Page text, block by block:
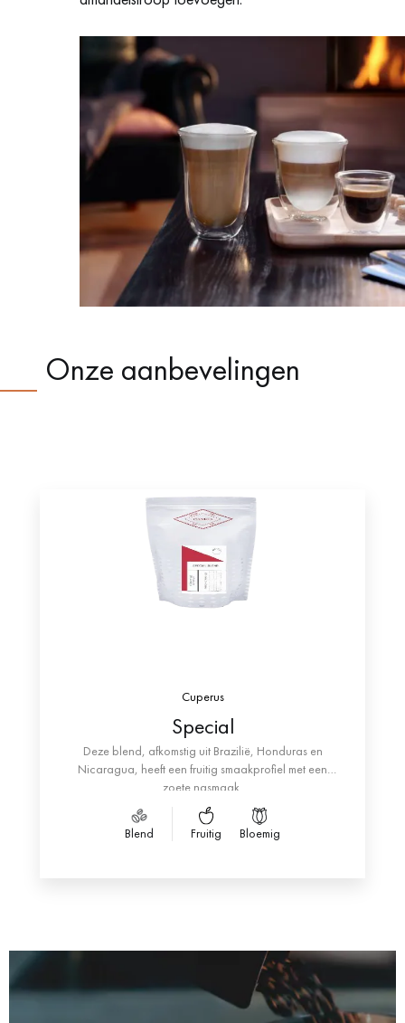
Onze aanbevelingen
Cuperus
Special
Deze blend, afkomstig uit Brazilië, Honduras en
Nicaragua, heeft een fruitig smaakprofiel met een
zoete nasmaak.
Blend Fruitig Bloemig